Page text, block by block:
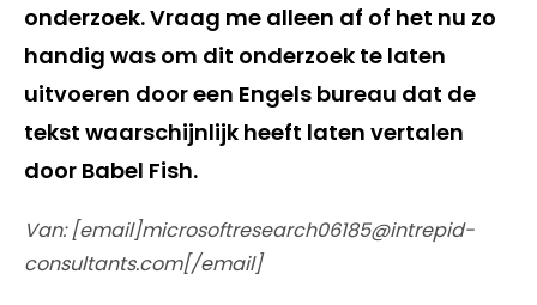
onderzoek. Vraag me alleen af of het nu zo
handig was om dit onderzoek te laten
uitvoeren door een Engels bureau dat de
tekst waarschijnlijk heeft laten vertalen
door Babel Fish.
Van: [email]microsoftresearch06185@intrepid-
consultants.com[/email]